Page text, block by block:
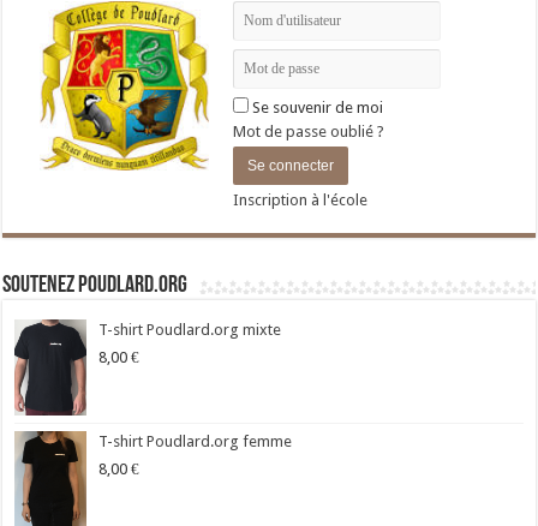
Se souvenir de moi
Mot de passe oublié ?
Inscription à l'école
Soutenez Poudlard.org
T-shirt Poudlard.org mixte
8,00 €
T-shirt Poudlard.org femme
8,00 €